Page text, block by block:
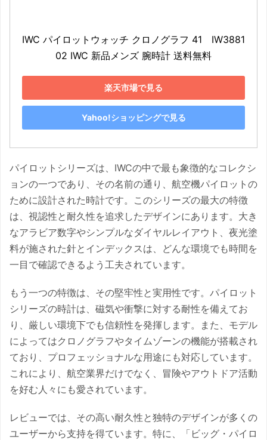
IWC パイロットウォッチ クロノグラフ 41　IW3881
02 IWC 新品メンズ 腕時計 送料無料
楽天市場で見る
Yahoo!ショッピングで見る
パイロットシリーズは、IWCの中で最も象徴的なコレクシ
ョンの一つであり、その名前の通り、航空機パイロットの
ために設計された時計です。このシリーズの最大の特徴
は、視認性と耐久性を追求したデザインにあります。大き
なアラビア数字やシンプルなダイヤルレイアウト、夜光塗
料が施された針とインデックスは、どんな環境でも時間を
一目で確認できるよう工夫されています。
もう一つの特徴は、その堅牢性と実用性です。パイロット
シリーズの時計は、磁気や衝撃に対する耐性を備えてお
り、厳しい環境下でも信頼性を発揮します。また、モデル
によってはクロノグラフやタイムゾーンの機能が搭載され
ており、プロフェッショナルな用途にも対応しています。
これにより、航空業界だけでなく、冒険やアウトドア活動
を好む人々にも愛されています。
レビューでは、その高い耐久性と独特のデザインが多くの
ユーザーから支持を得ています。特に、「ビッグ・パイロ